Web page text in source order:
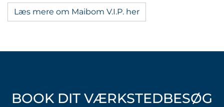
Læs mere om Maibom V.I.P. her
BOOK DIT VÆRKSTEDBESØG